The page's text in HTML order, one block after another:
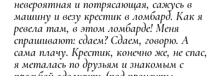
невероятная и потрясающая, сажусь в
машину и везу крестик в ломбард. Как я
ревела там, в этом ломбарде! Меня
спрашивают: сдаем? Сдаем, говорю. А
сама плачу. Крестик, конечно же, не спас,
я металась по друзьям и знакомым с